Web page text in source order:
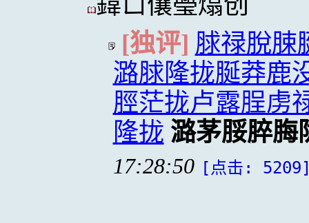
[独评] 脙禄脫脨
潞脙隆拢脠莽鹿
脛茫拢卢露脭虏
隆拢 潞茅脮脺脢
17:28:50 [点击: